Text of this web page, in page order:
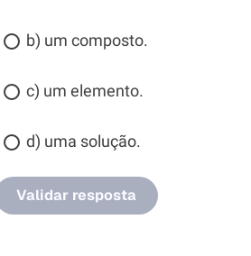
b) um composto.
c) um elemento.
d) uma solução.
Validar resposta